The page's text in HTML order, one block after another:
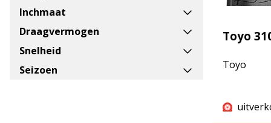
Inchmaat
Draagvermogen
Snelheid
Seizoen
Toyo
Toyo